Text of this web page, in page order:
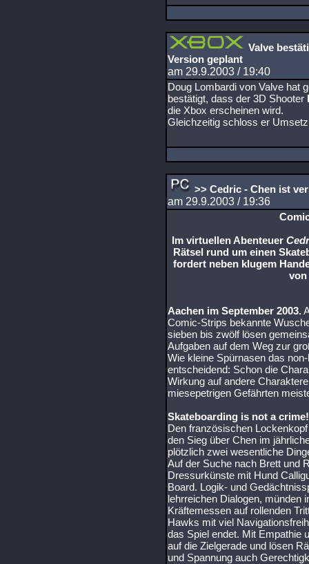
Valve
Version geplant
am 29.9.2003 / 19:40
Doug Lombardi von Valve hat
bestätigt, dass der 3D Shooter
die Xbox erscheinen wird.
Gleichzeitig schloss er
>> Cedric - Chen ist
am 29.9.2003 / 19:36
Im virtuellen Abenteuer
Rätsel rund um einen
fordert neben klugem
von
Aachen im September 2003.
Comic-Strips bekannte
sieben bis zwölf lösen
Aufgaben auf dem Weg zur
Wie kleine Spürnasen das
entscheidend: Schon die
Wirkung auf andere
miesepetrigen Gefährten
Skateboarding is not a crime!
Den französischen
den Sieg über Chen im
plötzlich zwei wesentliche
Auf der Suche nach Brett und
Dressurkünste mit Hund
Board. Logik- und
lehrreichen Dialogen, münden
Kräftemessen auf rollenden
Hawks mit viel
das Spiel endet. Mit Empathie
auf die Zielgerade und lösen
und Spannung auch